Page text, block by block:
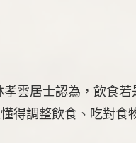
雲居士認為，飲食
得調整飲食、吃對食